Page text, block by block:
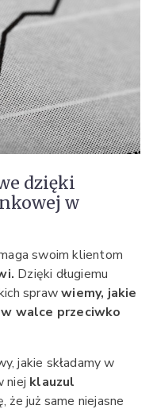
dzięki
w
swoim klientom
Dzięki długiemu
sprawwiemy, jakie
walce przeciwko
jakie składamy w
niej klauzul
że już same niejasne